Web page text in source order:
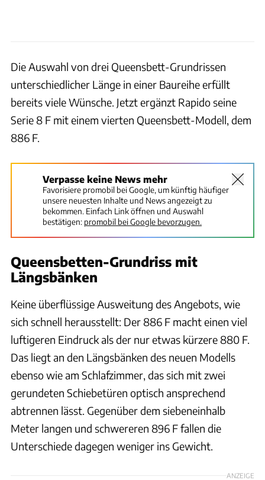
Die Auswahl von drei Queensbett-Grundrissen
unterschiedlicher Länge in einer Baureihe erfüllt
bereits viele Wünsche. Jetzt ergänzt Rapido seine
Serie 8 F mit einem vierten Queensbett-Modell, dem
886 F.
Verpasse keine News mehr
Favorisiere promobil bei Google, um künftig häufiger
unsere neuesten Inhalte und News angezeigt zu
bekommen. Einfach Link öffnen und Auswahl
bestätigen: promobil bei Google bevorzugen.
Queensbetten-Grundriss mit
Längsbänken
Keine überflüssige Ausweitung des Angebots, wie
sich schnell herausstellt: Der 886 F macht einen viel
luftigeren Eindruck als der nur etwas kürzere 880 F.
Das liegt an den Längsbänken des neuen Modells
ebenso wie am Schlafzimmer, das sich mit zwei
gerundeten Schiebetüren optisch ansprechend
abtrennen lässt. Gegenüber dem siebeneinhalb
Meter langen und schwereren 896 F fallen die
Unterschiede dagegen weniger ins Gewicht.
ANZEIGE